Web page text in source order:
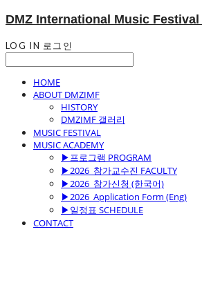
DMZ International Music
LOG IN 로그인
HOME
ABOUT DMZIMF
HISTORY
DMZIMF 갤러리
MUSIC FESTIVAL
MUSIC ACADEMY
▶프로그램 PROGRAM
▶2026_참가교수진 FACULTY
▶2026_참가신청 (한국어)
▶2026_Application Form (Eng)
▶일정표 SCHEDULE
CONTACT